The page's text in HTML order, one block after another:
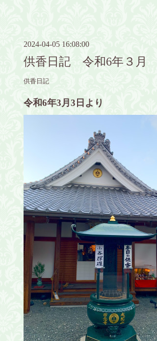
2024-04-05 16:08:00
供香日記 令和6年３月
供香日記
令和6年3月3日より